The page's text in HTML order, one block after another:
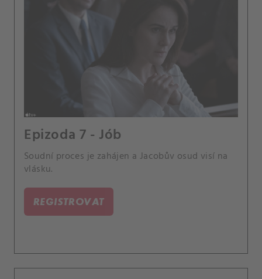
Epizoda 7 - Jób
Soudní proces je zahájen a Jacobův osud visí na
vlásku.
REGISTROVAT